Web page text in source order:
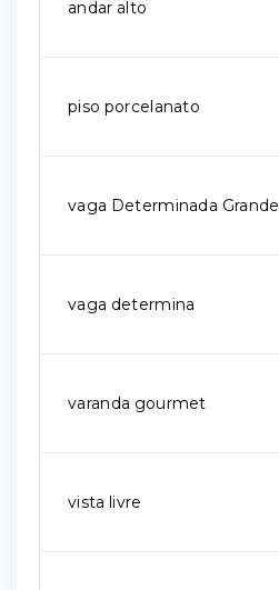
andar alto
piso porcelanato
vaga Determinada Grande
vaga determina
varanda gourmet
vista livre